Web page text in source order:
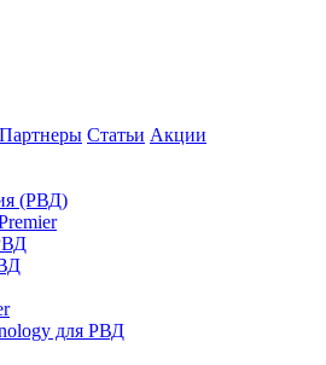
Партнеры Статьи Акции
(РВД)
для РВД